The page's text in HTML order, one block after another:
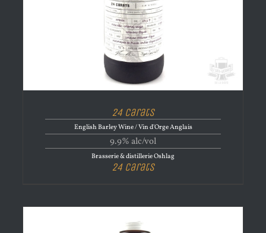
24 Carats
English Barley Wine / Vin d'Orge Anglais
9.9% alc/vol
Brasserie & distillerie Oshlag
24 Carats